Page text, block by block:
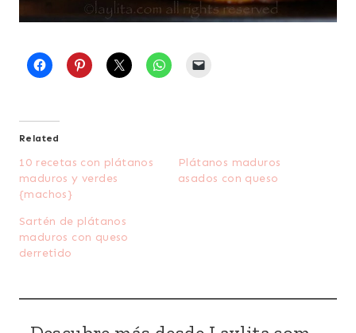
Related
10 recetas con plátanos
maduros y verdes
{machos}
Plátanos maduros
asados con queso
Sartén de plátanos
maduros con queso
derretido